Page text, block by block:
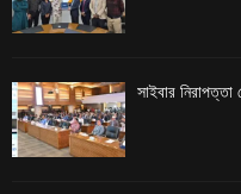
সাইবার নিরাপত্তা